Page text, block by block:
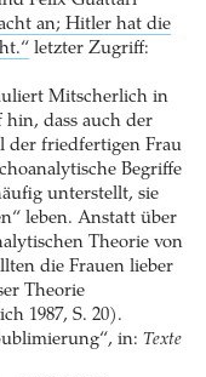
an; Hitler hat die
letzter Zugriff:
Mitscherlich in
hin, dass auch der
der friedfertigen Frau
Begriffe
unterstellt, sie
leben. Anstatt über
Theorie von
die Frauen lieber
Theorie
1987, S. 20).
in: Texte